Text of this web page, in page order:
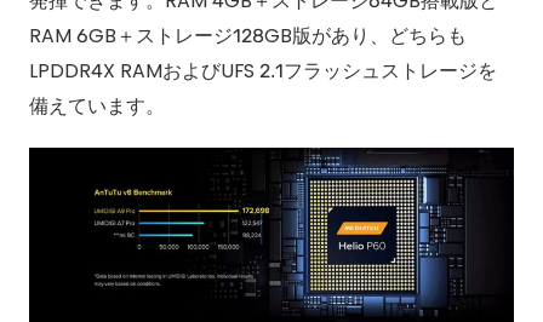
RAM 6GB＋ストレージ128GB版があり、どちらも
LPDDR4X RAMおよびUFS 2.1フラッシュストレージを
備えています。